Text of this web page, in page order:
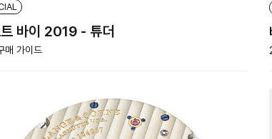
바이 2019 - 튜더
매 가이드